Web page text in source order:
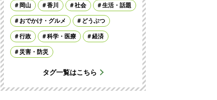
岡山 香川 社会 生活・話題
おでかけ・グルメ どうぶつ
行政 科学・医療 経済
災害・防災
タグ一覧はこちら